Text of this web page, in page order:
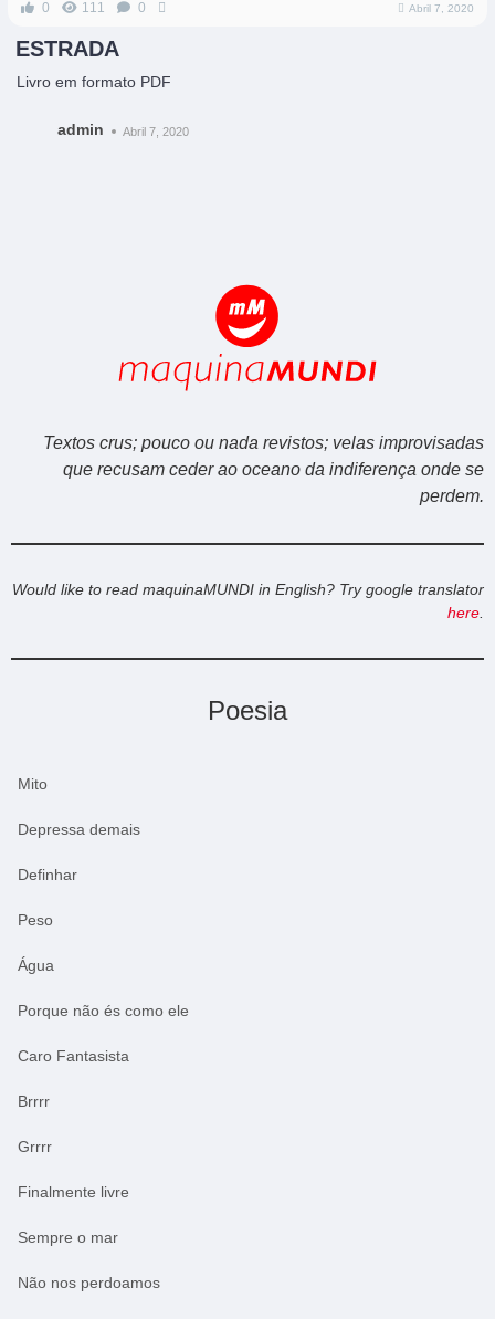
0 111 0 Abril 7, 2020
ESTRADA
Livro em formato PDF
admin Abril 7, 2020
Textos crus; pouco ou nada revistos; velas improvisadas
que recusam ceder ao oceano da indiferença onde se
perdem.
Would like to read maquinaMUNDI in English? Try google translator
here.
Poesia
Mito
Depressa demais
Definhar
Peso
Água
Porque não és como ele
Caro Fantasista
Brrrr
Grrrr
Finalmente livre
Sempre o mar
Não nos perdoamos